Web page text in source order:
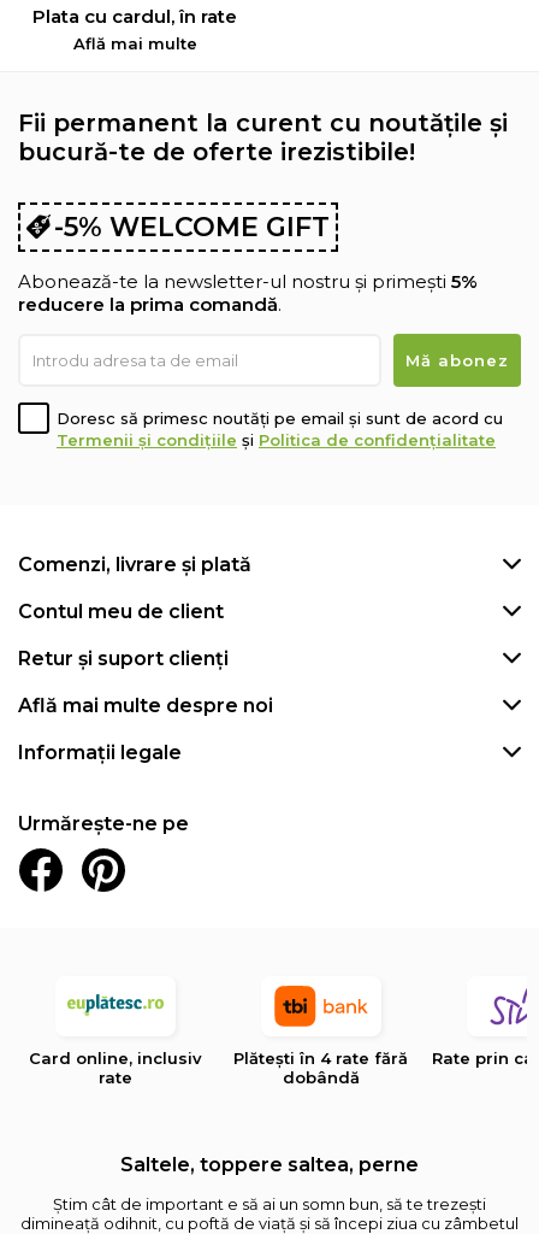
Plata cu cardul, în rate
Află mai multe
Fii permanent la curent cu noutățile și
bucură-te de oferte irezistibile!
-5% WELCOME GIFT
Abonează-te la newsletter-ul nostru și primești 5%
reducere la prima comandă.
Doresc să primesc noutăți pe email și sunt de acord cu
Termenii și condițiile și Politica de confidențialitate
Comenzi, livrare și plată
Contul meu de client
Retur și suport clienți
Află mai multe despre noi
Informații legale
Urmărește-ne pe
Card online, inclusiv
rate
Plătești în 4 rate fără
dobândă
Rate prin
Saltele, toppere saltea, perne
Știm cât de important e să ai un somn bun, să te trezești
dimineață odihnit, cu poftă de viață și să începi ziua cu zâmbetul